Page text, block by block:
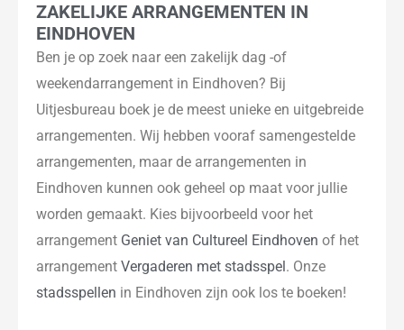
ZAKELIJKE ARRANGEMENTEN IN
EINDHOVEN
Ben je op zoek naar een zakelijk dag -of
weekendarrangement in Eindhoven? Bij
Uitjesbureau boek je de meest unieke en uitgebreide
arrangementen. Wij hebben vooraf samengestelde
arrangementen, maar de arrangementen in
Eindhoven kunnen ook geheel op maat voor jullie
worden gemaakt. Kies bijvoorbeeld voor het
arrangement Geniet van Cultureel Eindhoven of het
arrangement Vergaderen met stadsspel . Onze
stadsspellen in Eindhoven zijn ook los te boeken!